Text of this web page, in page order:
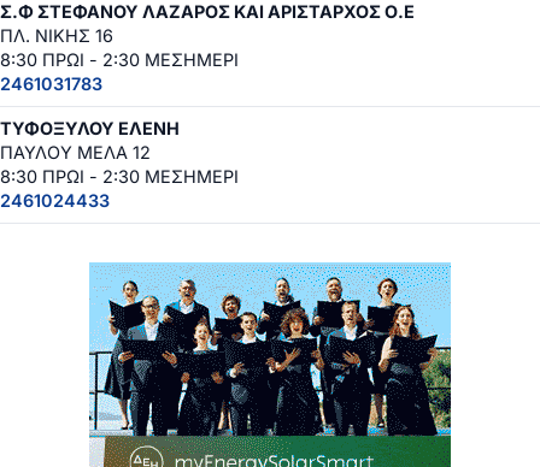
Σ.Φ ΣΤΕΦΑΝΟΥ ΛΑΖΑΡΟΣ ΚΑΙ ΑΡΙΣΤΑΡΧΟΣ Ο.Ε
ΠΛ. ΝΙΚΗΣ 16
8:30 ΠΡΩΙ - 2:30 ΜΕΣΗΜΕΡΙ
2461031783
ΤΥΦΟΞΥΛΟΥ ΕΛΕΝΗ
ΠΑΥΛΟΥ ΜΕΛΑ 12
8:30 ΠΡΩΙ - 2:30 ΜΕΣΗΜΕΡΙ
2461024433